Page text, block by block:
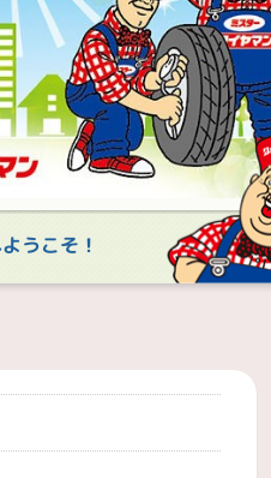
うこそ！